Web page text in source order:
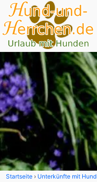
Startseite Unterkünfte mit Hund